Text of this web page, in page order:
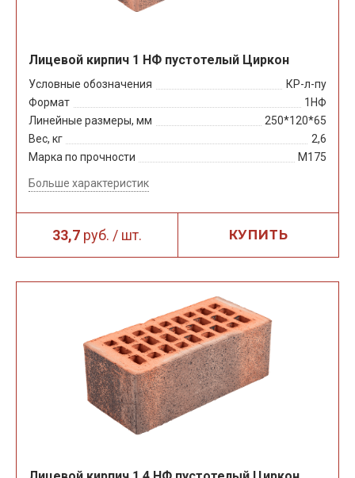
33,7 руб. / шт. КУПИТЬ
Лицевой кирпич 1 НФ пустотелый Циркон
Условные обозначения
КР-л-пу
Формат
1НФ
Линейные размеры, мм
250*120*65
Вес, кг
2,6
Марка по прочности
М175
Больше характеристик